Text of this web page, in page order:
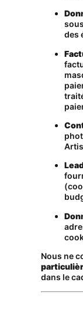
des
Nous ne
dans le